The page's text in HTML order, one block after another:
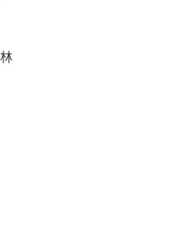
下簡稱本公司）所提供，讓
並由商店將買賣／分期付款
單繳交帳款。
大進項蒐集、處理及利用，
成結帳。
的連結，可透過四大超商／
交易完成。
但若您需要取消訂單，請聯絡
視為有效，需透過AFTEE先享
帳頁面顯示為準，若有關於